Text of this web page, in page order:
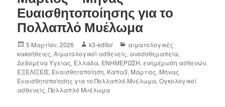
Ευαισθητοποίησης για το
Πολλαπλό Μυέλωμα
5 Μαρτίου, 2026 k3-editor
αιματολογικές
κακοήθειες,Αιματολογικοί ασθενείς, ανοσοθεραπεία,
Δεδομένα Υγείας, Ελλάδα, ΕΝΗΜΕΡΩΣΗ, ενημέρωση ασθενών,
ΕΞΕΛΙΞΕΙΣ, Ευαισθητοποίηση, Κάπα3, Μάρτιος, Μήνας
Ευαισθητοποίησης για το Πολλαπλό Μυέλωμα,Ογκολογικοί
ασθενείς,Πολλαπλό Μυέλωμα